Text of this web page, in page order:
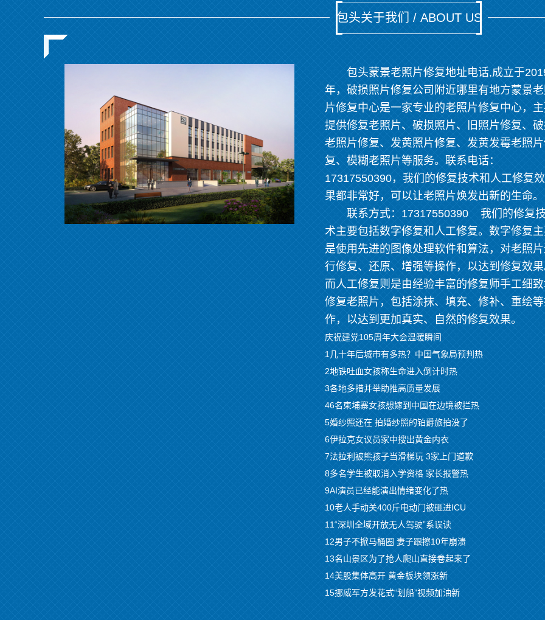
包头关于我们 / ABOUT US
包头蒙景老照片修复地址电话,成立于
年，破损照片修复公司附近哪里有地方蒙景
片修复中心是一家专业的老照片修复中心，
提供修复老照片、破损照片、旧照片修复、
老照片修复、发黄照片修复、发黄发霉老照
复、模糊老照片等服务。联系电话：
17317550390，我们的修复技术和人工修复效
果都非常好，可以让老照片焕发出新的生命。
联系方式：17317550390 我们的修复
术主要包括数字修复和人工修复。数字修复
是使用先进的图像处理软件和算法，对老照
行修复、还原、增强等操作，以达到修复效
而人工修复则是由经验丰富的修复师手工细
修复老照片，包括涂抹、填充、修补、重绘
作，以达到更加真实、自然的修复效果。
庆祝建党105周年大会温暖瞬间
1几十年后城市有多热？中国气象局预判热
2地铁吐血女孩称生命进入倒计时热
3各地多措并举助推高质量发展
46名柬埔寨女孩想嫁到中国在边境被拦热
5婚纱照还在 拍婚纱照的铂爵旅拍没了
6伊拉克女议员家中搜出黄金内衣
7法拉利被熊孩子当滑梯玩 3家上门道歉
8多名学生被取消入学资格 家长报警热
9AI演员已经能演出情绪变化了热
10老人手动关400斤电动门被砸进ICU
11“深圳全域开放无人驾驶”系误读
12男子不掀马桶圈 妻子跟擦10年崩溃
13名山景区为了抢人爬山直接卷起来了
14美股集体高开 黄金板块领涨新
15挪威军方发花式“划船”视频加油新